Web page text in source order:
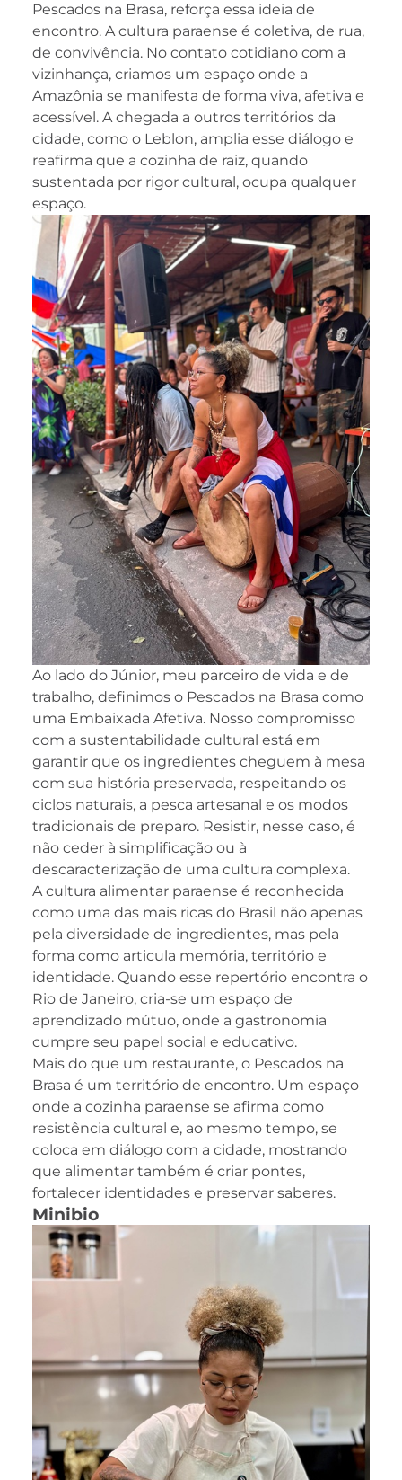
Pescados na Brasa, reforça essa ideia de
encontro. A cultura paraense é coletiva, de rua,
de convivência. No contato cotidiano com a
vizinhança, criamos um espaço onde a
Amazônia se manifesta de forma viva, afetiva e
acessível. A chegada a outros territórios da
cidade, como o Leblon, amplia esse diálogo e
reafirma que a cozinha de raiz, quando
sustentada por rigor cultural, ocupa qualquer
espaço.
Ao lado do Júnior, meu parceiro de vida e de
trabalho, definimos o Pescados na Brasa como
uma Embaixada Afetiva. Nosso compromisso
com a sustentabilidade cultural está em
garantir que os ingredientes cheguem à mesa
com sua história preservada, respeitando os
ciclos naturais, a pesca artesanal e os modos
tradicionais de preparo. Resistir, nesse caso, é
não ceder à simplificação ou à
descaracterização de uma cultura complexa.
A cultura alimentar paraense é reconhecida
como uma das mais ricas do Brasil não apenas
pela diversidade de ingredientes, mas pela
forma como articula memória, território e
identidade. Quando esse repertório encontra o
Rio de Janeiro, cria-se um espaço de
aprendizado mútuo, onde a gastronomia
cumpre seu papel social e educativo.
Mais do que um restaurante, o Pescados na
Brasa é um território de encontro. Um espaço
onde a cozinha paraense se afirma como
resistência cultural e, ao mesmo tempo, se
coloca em diálogo com a cidade, mostrando
que alimentar também é criar pontes,
fortalecer identidades e preservar saberes.
Minibio